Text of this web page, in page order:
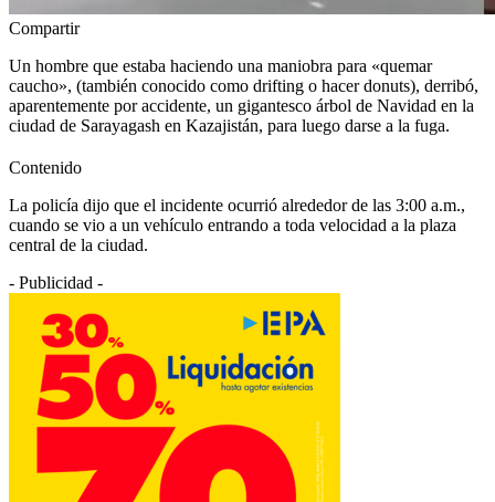
Compartir
Un hombre que estaba haciendo una maniobra para «quemar
caucho», (también conocido como drifting o hacer donuts), derribó,
aparentemente por accidente, un gigantesco árbol de Navidad en la
ciudad de Sarayagash en Kazajistán, para luego darse a la fuga.
Contenido
La policía dijo que el incidente ocurrió alrededor de las 3:00 a.m.,
cuando se vio a un vehículo entrando a toda velocidad a la plaza
central de la ciudad.
- Publicidad -